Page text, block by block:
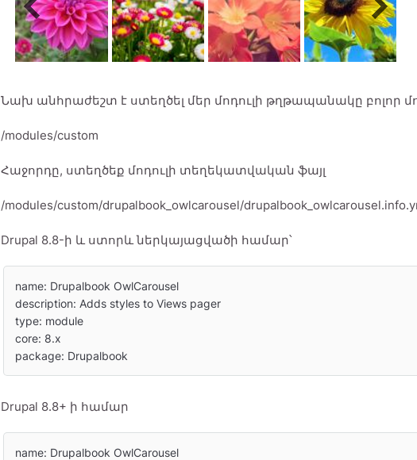
Նախ անհրաժեշտ է ստեղծել մեր մոդուլի թղթապանակը բոլոր
/modules/custom
Հաջորդը, ստեղծեք մոդուլի տեղեկատվական ֆայլ
/modules/custom/drupalbook_owlcarousel/
Drupal 8.8-ի և ստորև ներկայացվածի համար՝
name: Drupalbook OwlCarousel
description: Adds styles to Views pager
type: module
core: 8.x
package: Drupalbook
Drupal 8.8+ ի համար
name: Drupalbook OwlCarousel